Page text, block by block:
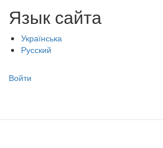
Язык сайта
Українська
Русский
Меню
записи
Войти